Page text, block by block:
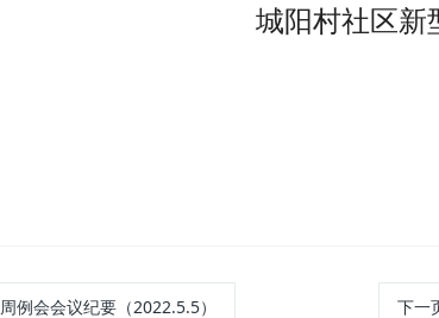
城阳村社区新
例会会议纪要（2022.5.5） 下一